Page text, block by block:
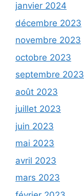
janvier 2024
décembre 2023
novembre 2023
octobre 2023
septembre 2023
août 2023
juillet 2023
juin 2023
mai 2023
avril 2023
mars 2023